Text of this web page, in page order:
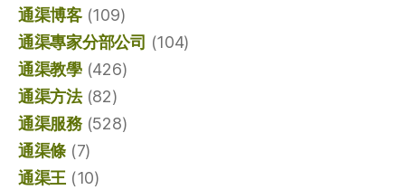
通渠博客(109)
通渠專家分部公司 (104)
通渠教學(426)
通渠方法(82)
通渠服務(528)
通渠條 (7)
通渠王 (10)